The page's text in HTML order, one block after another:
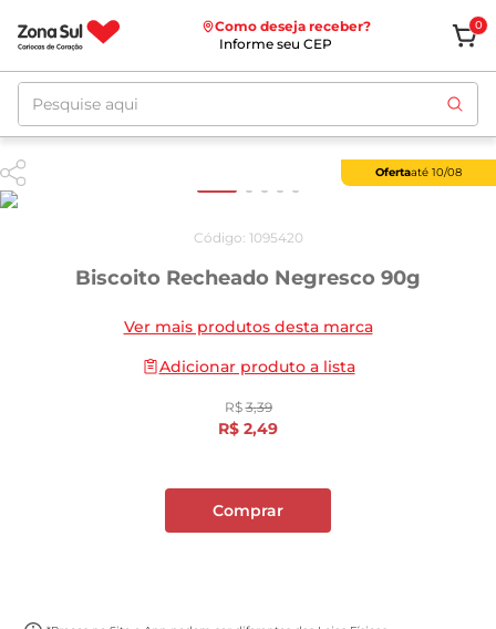
Como deseja receber?
Informe seu CEP
0
Pesquise aqui
Ofertaaté 10/08
Código: 1095420
Biscoito Recheado Negresco 90g
Ver mais produtos desta marca
Adicionar produto a lista
R$ 3,39
R$ 2,49
Comprar